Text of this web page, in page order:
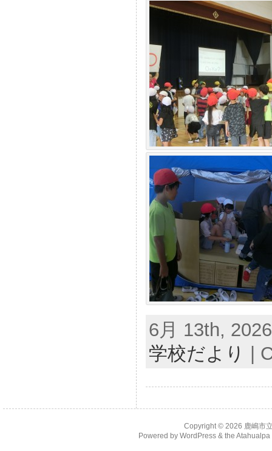
6月 13th,
学校だより |
Copyright © 2026 鹿嶋市
Powered by WordPress& the Atahualpa